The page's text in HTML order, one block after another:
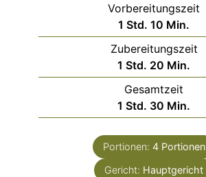
Vorbereitungszeit
1 Stunde
Std. 10 Minuten
Min.
Zubereitungszeit
1 Stunde
Std. 20 Minuten
Min.
Gesamtzeit
1 Stunde
Std. 30 Minuten
Min.
Portionen: 4 Portionen
Gericht: Hauptgericht